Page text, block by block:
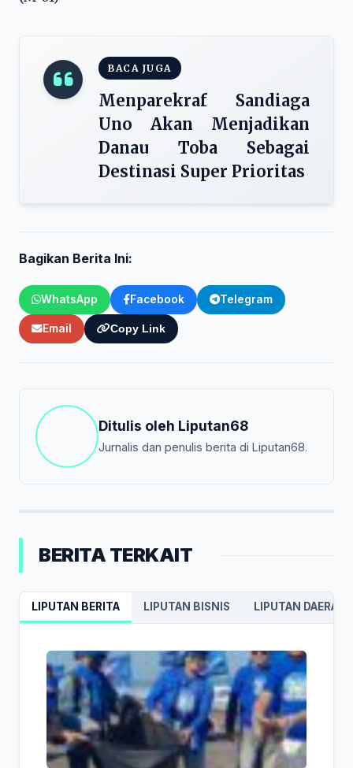
BACA JUGA
Menparekraf Sandiaga
Uno Akan Menjadikan
Danau Toba Sebagai
Destinasi Super Prioritas
Bagikan Berita Ini:
WhatsApp Facebook Telegram
Email Copy Link
Ditulis oleh Liputan68
Jurnalis dan penulis berita di Liputan68.
BERITA TERKAIT
LIPUTAN BERITA LIPUTAN BISNIS LIPUTAN DAERAH